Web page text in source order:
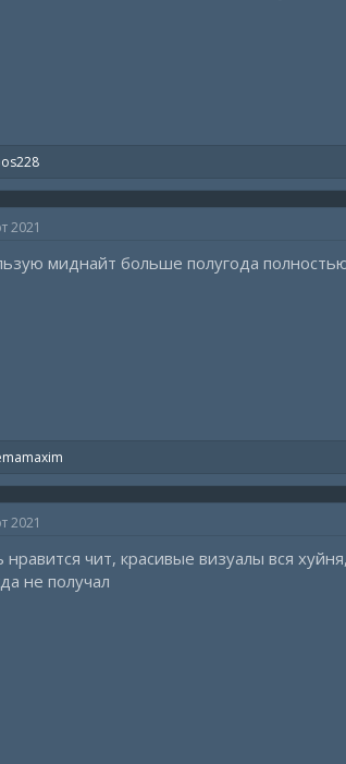
2021
миднайт больше полугода
2021
нравится чит, красивые визуалы вся
не получал